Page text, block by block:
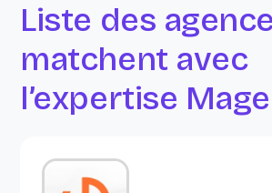
Liste des
matchent avec
l’expertise